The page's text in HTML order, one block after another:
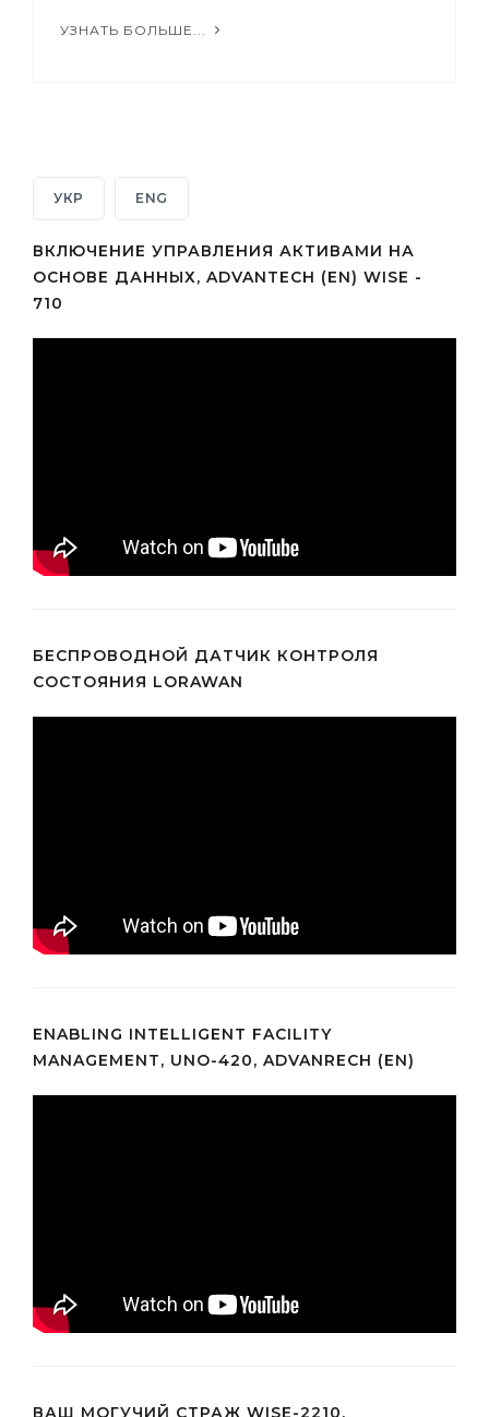
УЗНАТЬ БОЛЬШЕ...
УКР ENG
ВКЛЮЧЕНИЕ УПРАВЛЕНИЯ АКТИВАМИ НА
ОСНОВЕ ДАННЫХ, ADVANTECH (EN) WISE -
710
БЕСПРОВОДНОЙ ДАТЧИК КОНТРОЛЯ
СОСТОЯНИЯ LORAWAN
ENABLING INTELLIGENT FACILITY
MANAGEMENT, UNO-420, ADVANRECH (EN)
ВАШ МОГУЧИЙ СТРАЖ WISE-2210,